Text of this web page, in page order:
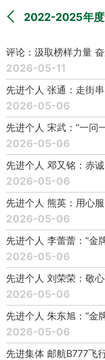
2022-2025年
评论：汲取榜样力量
2026-05-11
先进个人 张通：走街
2026-05-06
先进个人 宋武：“一问
2026-05-06
先进个人 邓又铭：赤
2026-05-06
先进个人 熊英：用心
2026-05-06
先进个人 李蕾蕾：“金
2026-05-06
先进个人 刘荣荣：敬
2026-05-06
先进个人 朱东旭：“金
2026-05-06
先进集体 邮航B777飞